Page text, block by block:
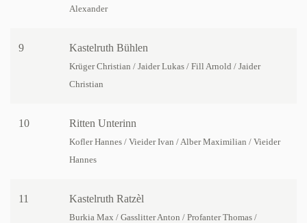
Alexander
9 Kastelruth Bühlen
Krüger Christian / Jaider Lukas / Fill Arnold / Jaider
Christian
10 Ritten Unterinn
Kofler Hannes / Vieider Ivan / Alber Maximilian / Vieider
Hannes
11 Kastelruth Ratzèl
Burkia Max / Gasslitter Anton / Profanter Thomas /